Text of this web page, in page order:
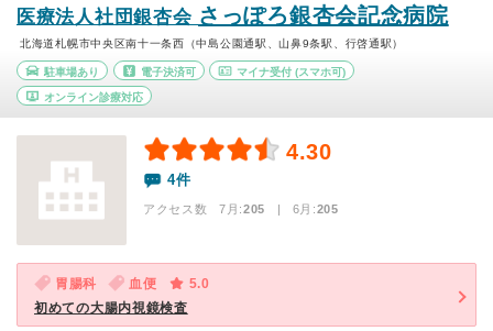
医療法人社団銀杏会 さっぽろ銀杏会記念病院
北海道札幌市中央区南十一条西（中島公園通駅、山鼻9条駅、行啓通駅）
駐車場あり 電子決済可 マイナ受付 (スマホ可)
オンライン診療対応
4.30
4件
アクセス数 7月:205 | 6月:205
胃腸科 血便
5.0
初めての大腸内視鏡検査